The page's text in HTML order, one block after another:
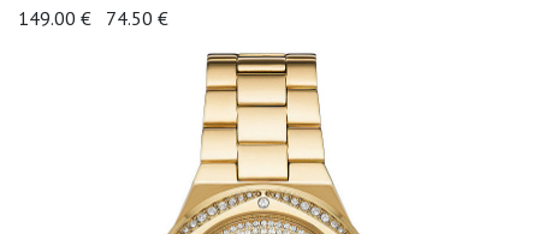
149.00 €
74.50 €